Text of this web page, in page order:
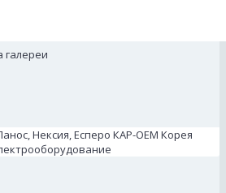
галереи
Нексия, Есперо КАР-ОЕМ Корея